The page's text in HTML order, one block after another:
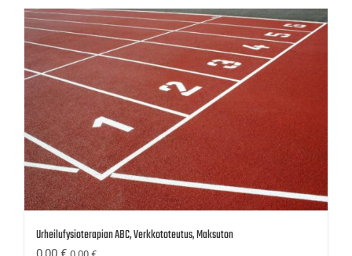
Urheilufysioterapian ABC, Verkkototeutus, Maksuton